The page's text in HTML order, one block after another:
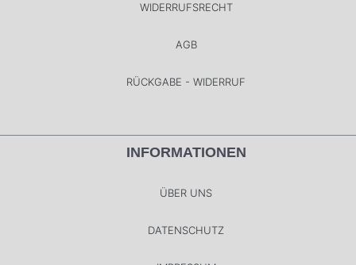
WIDERRUFSRECHT
AGB
RÜCKGABE - WIDERRUF
INFORMATIONEN
ÜBER UNS
DATENSCHUTZ